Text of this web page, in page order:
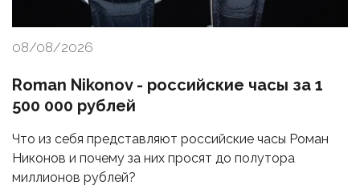
08/08/2026
Roman Nikonov - российские часы за 1
500 000 рублей
Что из себя представляют российские часы Роман
Никонов и почему за них просят до полутора
миллионов рублей?